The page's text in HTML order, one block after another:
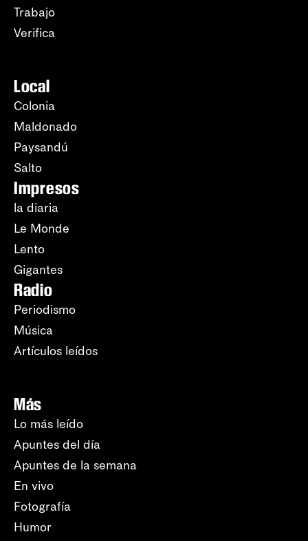
Trabajo
Verifica
Local
Colonia
Maldonado
Paysandú
Salto
Impresos
la diaria
Le Monde
Lento
Gigantes
Radio
Periodismo
Música
Artículos leídos
Más
Lo más leído
Apuntes del día
Apuntes de la semana
En vivo
Fotografía
Humor